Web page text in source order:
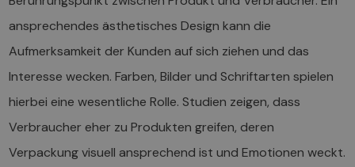
ansprechendes ästhetisches Design kann die
Aufmerksamkeit der Kunden auf sich ziehen und das
Interesse wecken. Farben, Bilder und Schriftarten spielen
hierbei eine wesentliche Rolle. Studien zeigen, dass
Verbraucher eher zu Produkten greifen, deren
Verpackung visuell ansprechend ist und Emotionen weckt.